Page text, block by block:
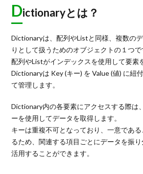
Dictionaryとは？
Dictionaryは、配列やListと同様、複数の
りとして扱うためのオブジェクトの１つで
配列やListがインデックスを使用して要素
Dictionaryは Key (キー) を Value (値) に紐
て管理します。
Dictionary内の各要素にアクセスする際は
ーを使用してデータを取得します。
キーは重複不可となっており、一意であ
るため、関連する項目ごとにデータを振
活用することができます。